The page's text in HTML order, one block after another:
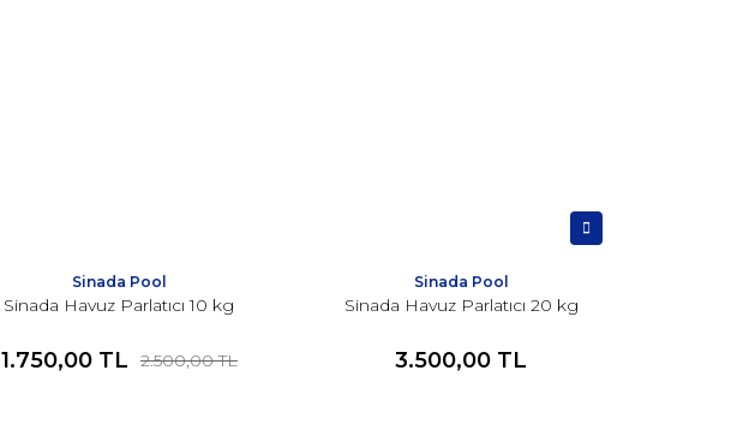
Sinada Pool
Sinada Havuz Parlatıcı 10 kg
1.750,00 TL 2.500,00 TL
Sinada Pool
Sinada Havuz Parlatıcı 20 kg
3.500,00 TL